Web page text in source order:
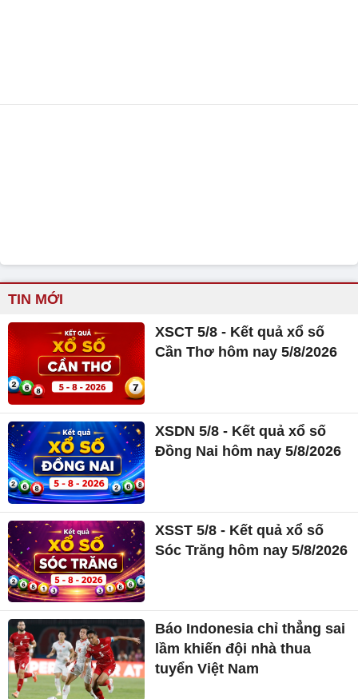
TIN MỚI
XSCT 5/8 - Kết quả xổ số
Cần Thơ hôm nay 5/8/2026
XSDN 5/8 - Kết quả xổ số
Đồng Nai hôm nay 5/8/2026
XSST 5/8 - Kết quả xổ số
Sóc Trăng hôm nay 5/8/2026
Báo Indonesia chỉ thẳng sai
lầm khiến đội nhà thua
tuyển Việt Nam